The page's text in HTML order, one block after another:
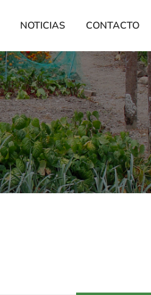
NOTICIAS CONTACTO